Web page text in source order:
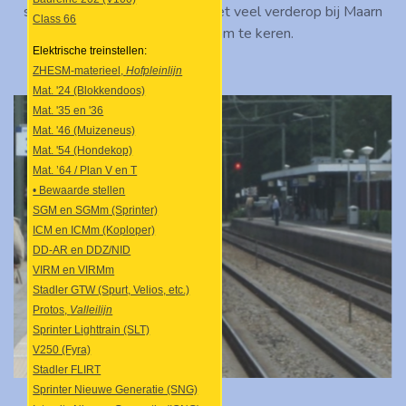
spoor 1 door het station, om niet veel verderop bij Maarn
Goederen weer om te keren.
Class 66
Elektrische treinstellen:
ZHESM-materieel,Hofpleinlijn
Mat. '24 (Blokkendoos)
Mat. '35 en '36
Mat. '46 (Muizeneus)
Mat. '54 (Hondekop)
Mat. ’64 / Plan V en T
• Bewaarde stellen
SGM en SGMm (Sprinter)
ICM en ICMm (Koploper)
DD-AR en DDZ/NID
VIRM en VIRMm
Stadler GTW (Spurt, Velios, etc.)
Protos, Valleilijn
Sprinter Lighttrain (SLT)
V250 (Fyra)
Stadler FLIRT
Sprinter Nieuwe Generatie (SNG)